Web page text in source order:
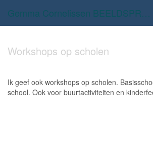
Gemma Cornelissen BEELDSPRAAK - Workshops Op Scholen
Workshops op scholen
Ik geef ook workshops op scholen.
school. Ook voor buurtactiviteiten en